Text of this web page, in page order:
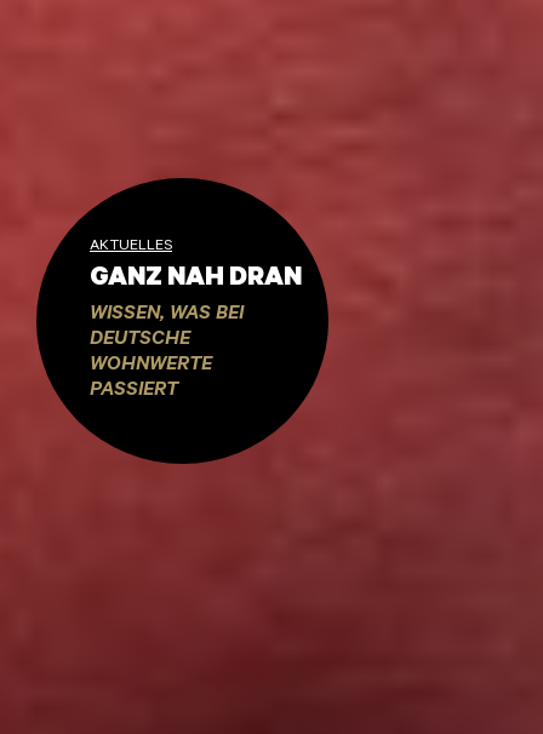
AKTUELLES
GANZ NAH DRAN
WISSEN, WAS BEI
DEUTSCHE
WOHNWERTE
PASSIERT